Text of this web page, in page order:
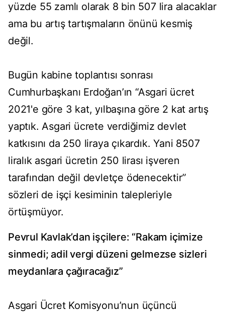
yüzde 55 zamlı olarak 8 bin 507 lira alacaklar
ama bu artış tartışmaların önünü kesmiş
değil.
Bugün kabine toplantısı sonrası
Cumhurbaşkanı Erdoğan’ın “Asgari ücret
2021'e göre 3 kat, yılbaşına göre 2 kat artış
yaptık. Asgari ücrete verdiğimiz devlet
katkısını da 250 liraya çıkardık. Yani 8507
liralık asgari ücretin 250 lirası işveren
tarafından değil devletçe ödenecektir”
sözleri de işçi kesiminin talepleriyle
örtüşmüyor.
Pevrul Kavlak’dan işçilere: “Rakam içimize
sinmedi; adil vergi düzeni gelmezse sizleri
meydanlara çağıracağız”
Asgari Ücret Komisyonu’nun üçüncü